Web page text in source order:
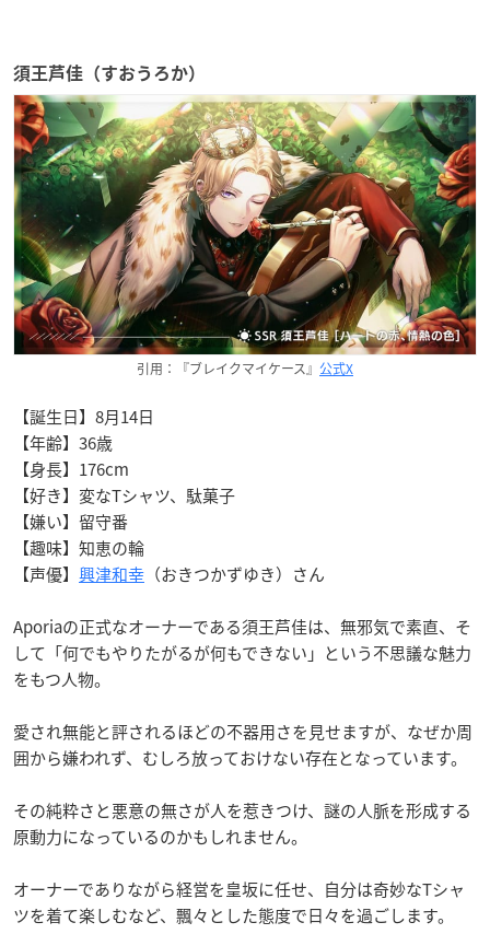
須王芦佳（すおうろか）
引用：『ブレイクマイケース』 公式X
【誕生日】8月14日
【年齢】36歳
【身長】176cm
【好き】変なTシャツ、駄菓子
【嫌い】留守番
【趣味】知恵の輪
【声優】 興津和幸 （おきつかずゆき）さん
Aporiaの正式なオーナーである須王芦佳は、無邪気で素直、そ
して「何でもやりたがるが何もできない」という不思議な魅力
をもつ人物。
愛され無能と評されるほどの不器用さを見せますが、なぜか周
囲から嫌われず、むしろ放っておけない存在となっています。
その純粋さと悪意の無さが人を惹きつけ、謎の人脈を形成する
原動力になっているのかもしれません。
オーナーでありながら経営を皇坂に任せ、自分は奇妙なTシャ
ツを着て楽しむなど、飄々とした態度で日々を過ごします。